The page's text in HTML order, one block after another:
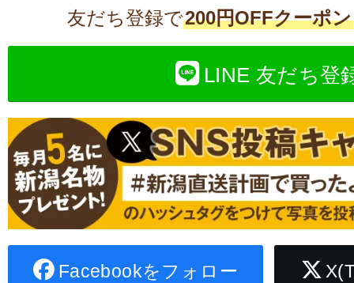
友だち登録で200円OFFクーポン
LINE 友だち登
Facebookをフォロー